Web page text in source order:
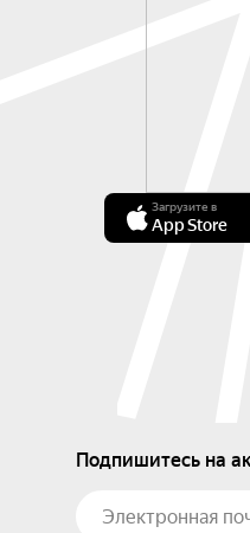
Загрузите в
App Store
Подпишитесь на